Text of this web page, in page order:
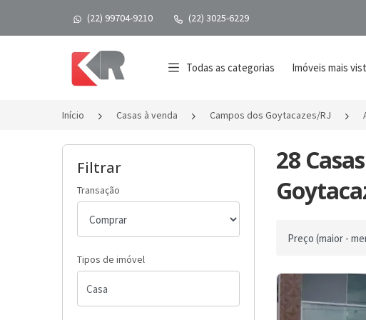
(22) 99704-9210 (22) 3025-6229
Página inicial
Todas as categorias Imóveis mais
Início Casas à venda Campos dos Goytacazes/RJ
Filtrar
Transação
Tipos de imóvel
28
Ordenar por